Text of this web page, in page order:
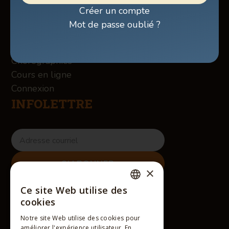
Créer un compte
Mot de passe oublié ?
Boutique
À propos des Winslow
Chorégraphies
Cours en ligne
Connexion
INFOLETTRE
RÉSEAUX SOCIAUX
×
Ce site Web utilise des
cookies
Notre site Web utilise des cookies pour